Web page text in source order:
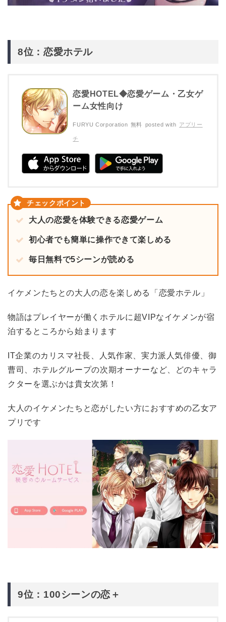
8位：恋愛ホテル
恋愛HOTEL◆恋愛ゲーム・乙女ゲ
ーム女性向け
FURYU Corporation 無料 posted with アプリー
チ
大人の恋愛を体験できる恋愛ゲーム
初心者でも簡単に操作できて楽しめる
毎日無料で5シーンが読める
イケメンたちとの大人の恋を楽しめる「恋愛ホテル」
物語はプレイヤーが働くホテルに超VIPなイケメンが宿
泊するところから始まります
IT企業のカリスマ社長、人気作家、実力派人気俳優、御
曹司、ホテルグループの次期オーナーなど、どのキャラ
クターを選ぶかは貴女次第！
大人のイケメンたちと恋がしたい方におすすめの乙女ア
プリです
9位：100シーンの恋＋